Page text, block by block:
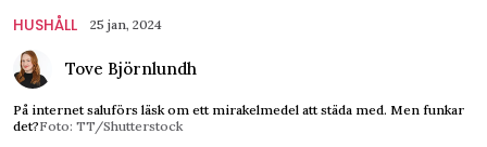
HUSHÅLL 25 jan, 2024
Tove Björnlundh
På internet saluförs läsk om ett mirakelmedel att städa med. Men funkar
det?Foto: TT/Shutterstock